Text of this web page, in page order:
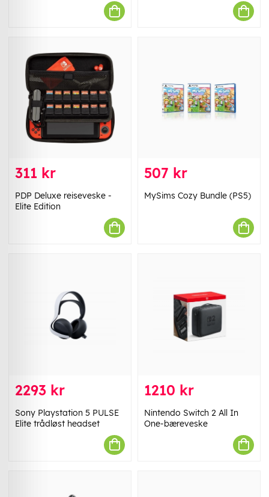
311 kr
PDP Deluxe reiseveske -
Elite Edition
507 kr
MySims Cozy Bundle (PS5)
2293 kr
Sony Playstation 5 PULSE
Elite trådløst headset
1210 kr
Nintendo Switch 2 All In
One-bæreveske